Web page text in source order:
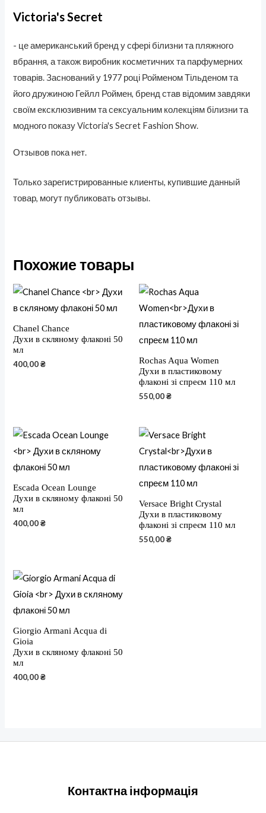
Victoria's Secret
- це американський бренд у сфері білизни та пляжного
вбрання, а також виробник косметичних та парфумерних
товарів. Заснований у 1977 році Ройменом Тільденом та
його дружиною Гейлл Роймен, бренд став відомим завдяки
своїм ексклюзивним та сексуальним колекціям білизни та
модного показу Victoria's Secret Fashion Show.
Отзывов пока нет.
Только зарегистрированные клиенты, купившие данный
товар, могут публиковать отзывы.
Похожие товары
Chanel Chance
Духи в скляному флаконі 50
мл
400,00₴
Rochas Aqua Women
Духи в пластиковому
флаконі зі спреєм 110 мл
550,00₴
Escada Ocean Lounge
Духи в скляному флаконі 50
мл
400,00₴
Versace Bright Crystal
Духи в пластиковому
флаконі зі спреєм 110 мл
550,00₴
Giorgio Armani Acqua di
Gioia
Духи в скляному флаконі 50
мл
400,00₴
Контактна інформація